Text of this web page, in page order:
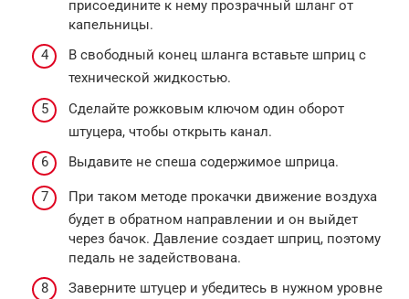
присоедините к нему прозрачный шланг от
капельницы.
В свободный конец шланга вставьте шприц с
технической жидкостью.
Сделайте рожковым ключом один оборот
штуцера, чтобы открыть канал.
Выдавите не спеша содержимое шприца.
При таком методе прокачки движение воздуха
будет в обратном направлении и он выйдет
через бачок. Давление создает шприц, поэтому
педаль не задействована.
Заверните штуцер и убедитесь в нужном уровне